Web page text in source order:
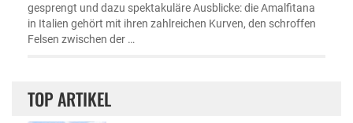
gesprengt und dazu spektakuläre Ausblicke: die Amalfitana
in Italien gehört mit ihren zahlreichen Kurven, den schroffen
Felsen zwischen der …
TOP ARTIKEL